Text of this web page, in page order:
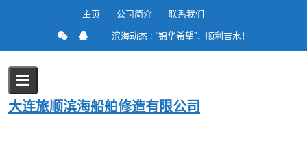
主页 公司简介 联系我们
滨海动态 : “锦华希望”，顺利吉水！
大连旅顺滨海船舶修造有限公司
Blog
Home 2023 12 月
1